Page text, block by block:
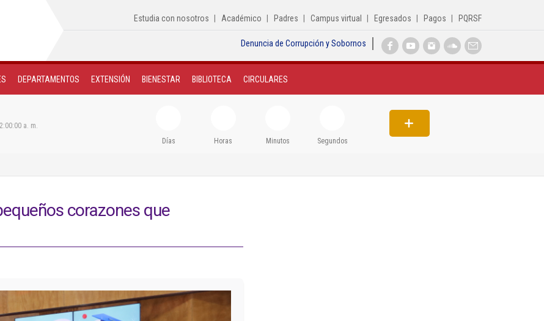
Estudia con nosotros Académico Padres Campus virtual Egresados Pagos PQRSF
Denuncia de Corrupción y Sobornos
DEPARTAMENTOS EXTENSIÓN BIENESTAR BIBLIOTECA CIRCULARES
a. m.
Días
Horas Minutos Segundos
corazones que